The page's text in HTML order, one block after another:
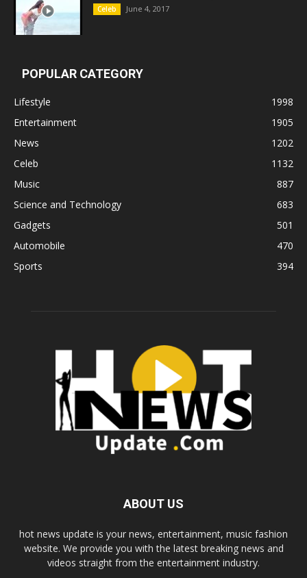
Celeb June 4, 2017
POPULAR CATEGORY
Lifestyle
1998
Entertainment
1905
News
1202
Celeb
1132
Music
887
Science and Technology
683
Gadgets
501
Automobile
470
Sports
394
ABOUT US
hot news update is your news, entertainment, music fashion
website. We provide you with the latest breaking news and
videos straight from the entertainment industry.